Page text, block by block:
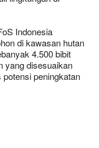
Indonesia
di kawasan hutan
4.500 bibit
yang disesuaikan
peningkatan